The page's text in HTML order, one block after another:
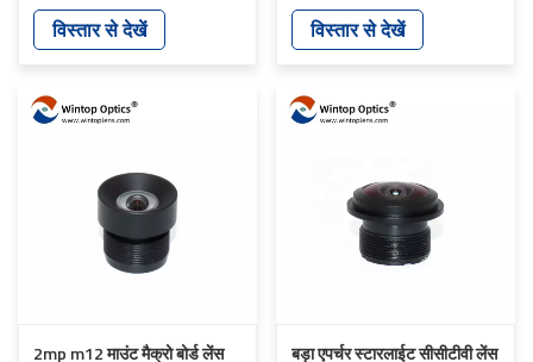
विस्तार से देखें विस्तार से देखें
2mp m12 माउंट मैक्रो बोर्ड लेंस
बड़ा एपर्चर स्टारलाईट सीसीटीवी लेंस